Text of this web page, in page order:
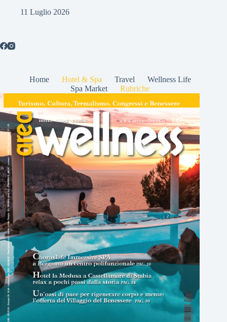
11 Luglio 2026
Home Hotel & Spa Travel
Wellness Life
Spa Market
Rubriche